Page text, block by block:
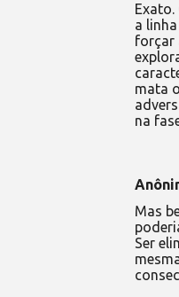
a
forçar
mata
na
Mas
Ser